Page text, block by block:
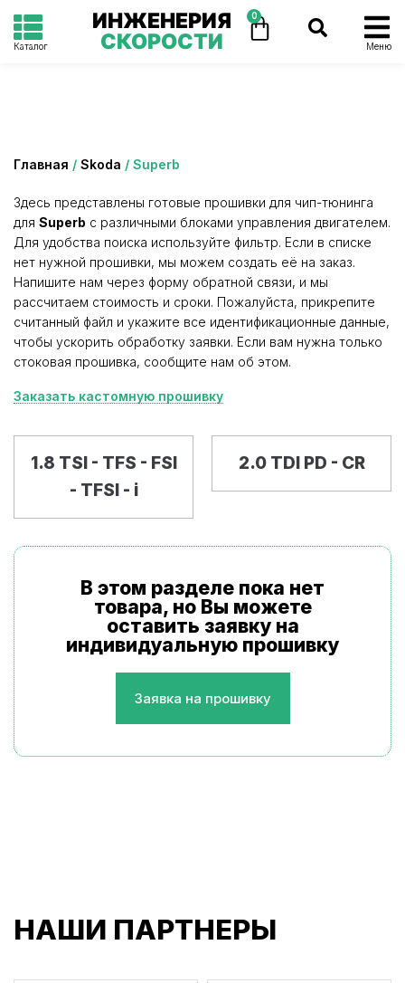
Каталог
ИНЖЕНЕРИЯ
СКОРОСТИ
0
Меню
Главная / Skoda / Superb
Здесь представлены готовые прошивки для чип-тюнинга
для Superb с различными блоками управления двигателем.
Для удобства поиска используйте фильтр. Если в списке
нет нужной прошивки, мы можем создать её на заказ.
Напишите нам через форму обратной связи, и мы
рассчитаем стоимость и сроки. Пожалуйста, прикрепите
считанный файл и укажите все идентификационные данные,
чтобы ускорить обработку заявки. Если вам нужна только
стоковая прошивка, сообщите нам об этом.
Заказать кастомную прошивку
1.8 TSI - TFS - FSI
- TFSI - i
2.0 TDI PD - CR
В этом разделе пока нет
товара, но Вы можете
оставить заявку на
индивидуальную прошивку
Заявка на прошивку
НАШИ ПАРТНЕРЫ